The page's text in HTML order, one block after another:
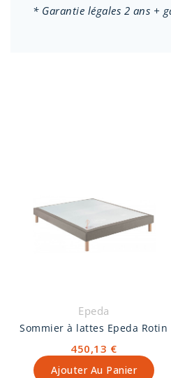
* Garantie légales 2 ans +
Epeda
Sommier à lattes Epeda Rotin
450,13 €
Ajouter Au Panier